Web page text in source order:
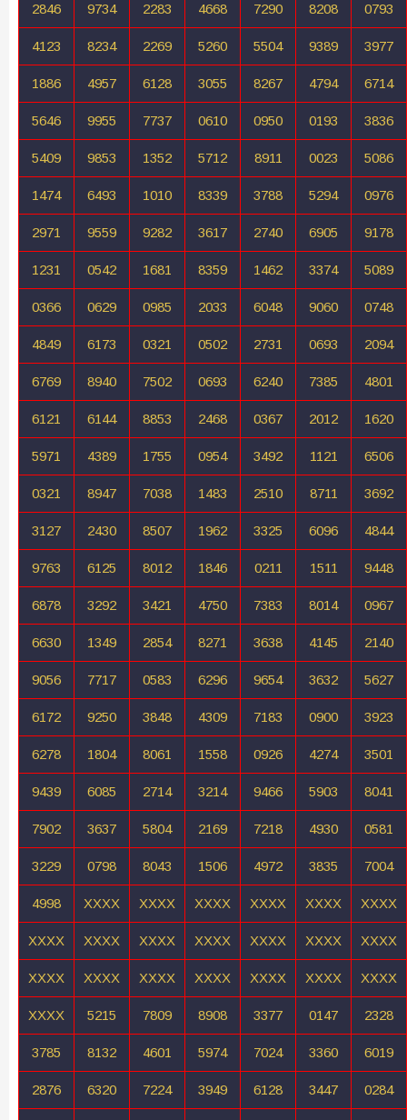
2846 9734 2283 4668 7290 8208 0793
4123 8234 2269 5260 5504 9389 3977
1886 4957 6128 3055 8267 4794 6714
5646 9955 7737 0610 0950 0193 3836
5409 9853 1352 5712 8911 0023 5086
1474 6493 1010 8339 3788 5294 0976
2971 9559 9282 3617 2740 6905 9178
1231 0542 1681 8359 1462 3374 5089
0366 0629 0985 2033 6048 9060 0748
4849 6173 0321 0502 2731 0693 2094
6769 8940 7502 0693 6240 7385 4801
6121 6144 8853 2468 0367 2012 1620
5971 4389 1755 0954 3492 1121 6506
0321 8947 7038 1483 2510 8711 3692
3127 2430 8507 1962 3325 6096 4844
9763 6125 8012 1846 0211 1511 9448
6878 3292 3421 4750 7383 8014 0967
6630 1349 2854 8271 3638 4145 2140
9056 7717 0583 6296 9654 3632 5627
6172 9250 3848 4309 7183 0900 3923
6278 1804 8061 1558 0926 4274 3501
9439 6085 2714 3214 9466 5903 8041
7902 3637 5804 2169 7218 4930 0581
3229 0798 8043 1506 4972 3835 7004
4998 XXXX XXXX XXXX XXXX XXXX XXXX
XXXX XXXX XXXX XXXX XXXX XXXX XXXX
XXXX XXXX XXXX XXXX XXXX XXXX XXXX
XXXX 5215 7809 8908 3377 0147 2328
3785 8132 4601 5974 7024 3360 6019
2876 6320 7224 3949 6128 3447 0284